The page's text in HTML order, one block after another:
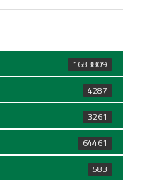
1683809
4287
3261
64461
583